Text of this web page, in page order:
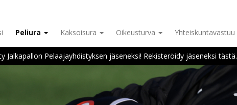
Peliura Kaksoisura Oikeusturva Yhteiskuntavastuu
Jalkapallon Pelaajayhdistyksen jäseneksi! Rekisteröidy jäseneksi tästä.